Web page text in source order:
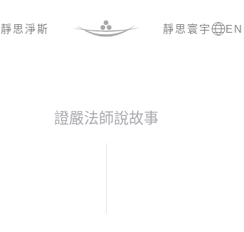
靜思淨斯 靜思寰宇 EN
證嚴法師說故事